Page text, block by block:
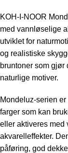
KOH-I-NOOR
med vannløselige
utviklet for
og realistiske
bruntoner som gjør
naturlige motiver.
Mondeluz-serien
farger som kan
eller aktiveres med
akvarelleffekter.
påføring, god